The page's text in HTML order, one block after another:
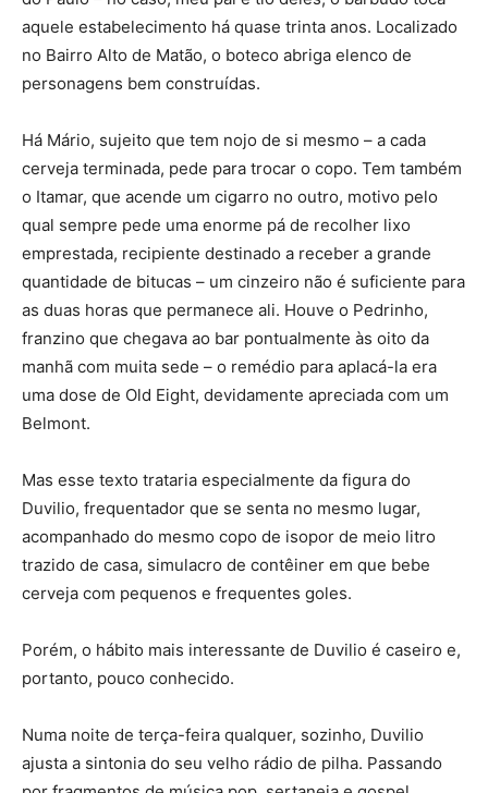
aquele estabelecimento há quase trinta anos. Localizado
no Bairro Alto de Matão, o boteco abriga elenco de
personagens bem construídas.
Há Mário, sujeito que tem nojo de si mesmo – a cada
cerveja terminada, pede para trocar o copo. Tem também
o Itamar, que acende um cigarro no outro, motivo pelo
qual sempre pede uma enorme pá de recolher lixo
emprestada, recipiente destinado a receber a grande
quantidade de bitucas – um cinzeiro não é suficiente para
as duas horas que permanece ali. Houve o Pedrinho,
franzino que chegava ao bar pontualmente às oito da
manhã com muita sede – o remédio para aplacá-la era
uma dose de Old Eight, devidamente apreciada com um
Belmont.
Mas esse texto trataria especialmente da figura do
Duvilio, frequentador que se senta no mesmo lugar,
acompanhado do mesmo copo de isopor de meio litro
trazido de casa, simulacro de contêiner em que bebe
cerveja com pequenos e frequentes goles.
Porém, o hábito mais interessante de Duvilio é caseiro e,
portanto, pouco conhecido.
Numa noite de terça-feira qualquer, sozinho, Duvilio
ajusta a sintonia do seu velho rádio de pilha. Passando